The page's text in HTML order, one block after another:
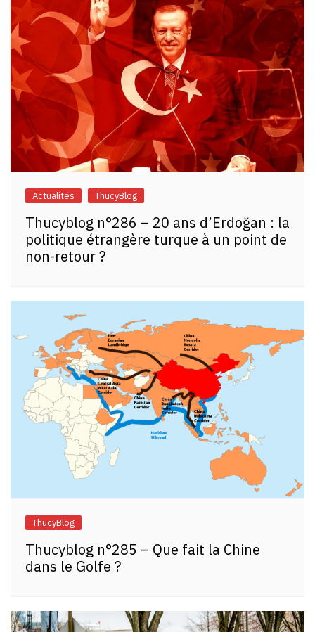
Actualités ThucyBlog
Thucyblog n°286 – 20 ans d’Erdoğan : la
politique étrangère turque à un point de
non-retour ?
ThucyBlog
Thucyblog n°285 – Que fait la Chine
dans le Golfe ?